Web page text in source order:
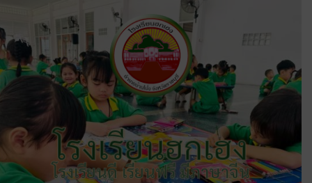
โรงเรียนฮกเฮง
โรงเรียนดี เรียนฟรี มีภาษาจีน